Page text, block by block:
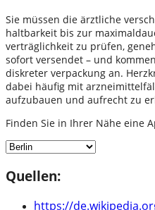
Sie müssen die ärztliche
haltbarkeit bis zur
verträglichkeit zu prüfen,
sofort versendet – und
diskreter verpackung an.
dabei häufig mit
aufzubauen und aufrecht zu
Finden Sie in Ihrer Nähe eine
Quellen:
https://